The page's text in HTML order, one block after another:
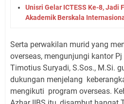
Unisri Gelar ICTESS Ke-8, Jadi
Akademik Berskala
Serta perwakilan murid yang
overseas, mengunjungi kantor
Timotius Suryadi, S.Sos., M.Si.
dukungan menjelang
mengikuti program overseas.